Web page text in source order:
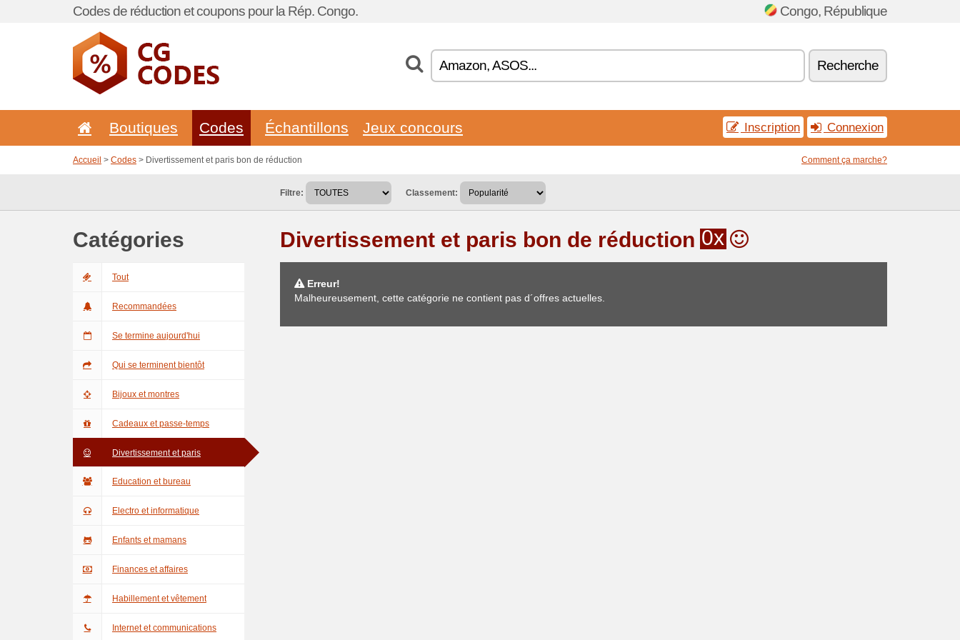
Codes de réduction et coupons pour la Rép. Congo. Congo, République
Recherche
Boutiques Codes Échantillons Jeux concours Inscription Connexion
Accueil > Codes > Divertissement et paris bon de réduction Comment ça marche?
Filtre: Classement:
Catégories
Tout
Recommandées
Se termine aujourd'hui
Qui se terminent bientôt
Bijoux et montres
Cadeaux et passe-temps
Divertissement et paris
Education et bureau
Electro et informatique
Enfants et mamans
Finances et affaires
Habillement et vêtement
Internet et communications
Divertissement et paris bon de réduction 0x
Erreur!
Malheureusement, cette catégorie ne contient pas d´offres actuelles.